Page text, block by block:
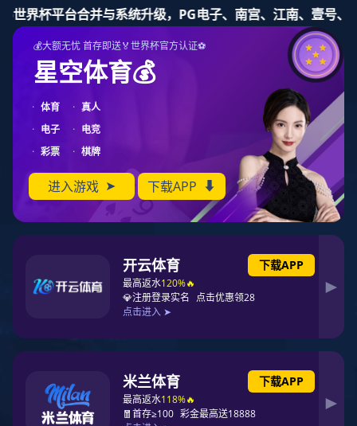
东升国际 86-755-83843268
公共空间 交通枢纽 商务办公 商业娱乐
酒店会所 地产精品 建筑幕墙 机电智能
广东惠州 · 欧美城
万平方米，总建筑面积近30万平方米，拥有赛车文化、影视文化、演艺文化、婚
博文化、儿童科普、动物科普、娱...